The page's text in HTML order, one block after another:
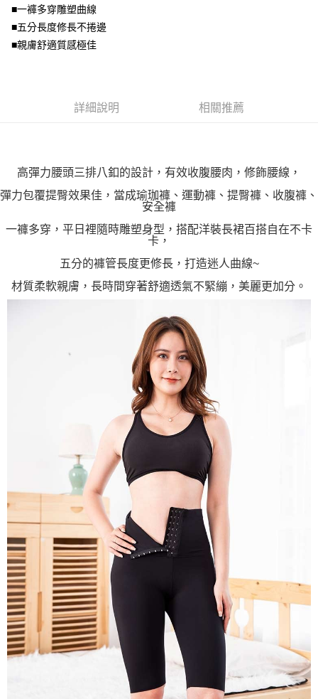
資料（包含姓名、電話或地址）提供予台灣大哥大進項蒐集、處理及利用，
由本公司與您本人進行分期帳單所需資料之確認、核對及更正。
3.完整用戶服務條款，請詳閱以下連結：
※ 交易是否成功請以「AFTEE先享後付 」之結帳頁面顯示為準，若有關於
是否繳費成功／繳費後需取消欲退款等相關疑問，請聯繫「AFTEE先享後付
客戶支援中心」 https://netprotections.freshdesk.com/support/home
２．關於個人資料處理事宜，請瀏覽以下網址：
４．使用「AFTEE先享後付」時，將依據個別帳號之用戶狀況，依本公司即
請求用戶進行身份認證。
５．嚴禁一人註冊多個帳號或使用他人資訊註冊。若發現惡意使用之情形，
恩沛科技股份有限公司將有權停止該用戶之使用額度並採取法律行動。
付款後7-11取貨
每筆NT$70，滿NT$699(含以上)免運費
宅配
■一褲多穿雕塑曲線
■五分長度修長不捲邊
■親膚舒適質感極佳
詳細說明 相關推薦
高彈力腰頭三排八釦的設計，有效收腹腰肉，修飾腰線，
彈力包覆提臀效果佳，當成瑜珈褲、運動褲、提臀褲、收腹褲、
安全褲
一褲多穿，平日裡隨時雕塑身型，搭配洋裝長裙百搭自在不卡
卡，
五分的褲管長度更修長，打造迷人曲線~
材質柔軟親膚，長時間穿著舒適透氣不緊繃，美麗更加分。